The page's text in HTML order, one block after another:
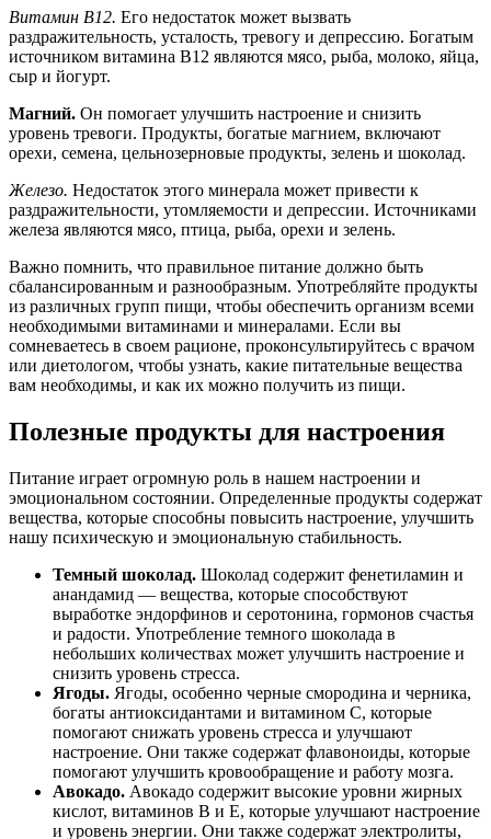
Витамин B12. Его недостаток может вызвать
раздражительность, усталость, тревогу и депрессию. Богатым
источником витамина B12 являются мясо, рыба, молоко, яйца,
сыр и йогурт.
Магний. Он помогает улучшить настроение и снизить
уровень тревоги. Продукты, богатые магнием, включают
орехи, семена, цельнозерновые продукты, зелень и шоколад.
Железо. Недостаток этого минерала может привести к
раздражительности, утомляемости и депрессии. Источниками
железа являются мясо, птица, рыба, орехи и зелень.
Важно помнить, что правильное питание должно быть
сбалансированным и разнообразным. Употребляйте продукты
из различных групп пищи, чтобы обеспечить организм всеми
необходимыми витаминами и минералами. Если вы
сомневаетесь в своем рационе, проконсультируйтесь с врачом
или диетологом, чтобы узнать, какие питательные вещества
вам необходимы, и как их можно получить из пищи.
Полезные продукты для настроения
Питание играет огромную роль в нашем настроении и
эмоциональном состоянии. Определенные продукты содержат
вещества, которые способны повысить настроение, улучшить
нашу психическую и эмоциональную стабильность.
Темный шоколад. Шоколад содержит фенетиламин и
анандамид — вещества, которые способствуют
выработке эндорфинов и серотонина, гормонов счастья
и радости. Употребление темного шоколада в
небольших количествах может улучшить настроение и
снизить уровень стресса.
Ягоды. Ягоды, особенно черные смородина и черника,
богаты антиоксидантами и витамином С, которые
помогают снижать уровень стресса и улучшают
настроение. Они также содержат флавоноиды, которые
помогают улучшить кровообращение и работу мозга.
Авокадо. Авокадо содержит высокие уровни жирных
кислот, витаминов В и E, которые улучшают настроение
и уровень энергии. Они также содержат электролиты,